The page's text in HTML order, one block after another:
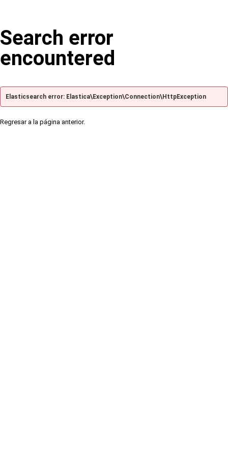
Search error
encountered
Elasticsearch error: Elastica\Exception\Connection\HttpException
Regresar a la página anterior.